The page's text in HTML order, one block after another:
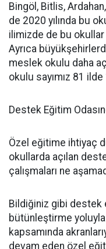
Bingöl, Bitlis,
de 2020 yılında bu
ilimizde de bu
Ayrıca
meslek okulu daha
okulu sayımız 81 ilde
Destek Eğitim
Özel eğitime ihtiyaç
okullarda açılan
çalışmaları ne
Bildiğiniz gibi destek
bütünleştirme
kapsamında
devam eden özel